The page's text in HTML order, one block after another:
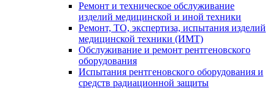
Ремонт и техническое обслуживание
изделий медицинской и иной техники
Ремонт, ТО, экспертиза, испытания изделий
медицинской техники (ИМТ)
Обслуживание и ремонт рентгеновского
оборудования
Испытания рентгеновского оборудования и
средств радиационной защиты